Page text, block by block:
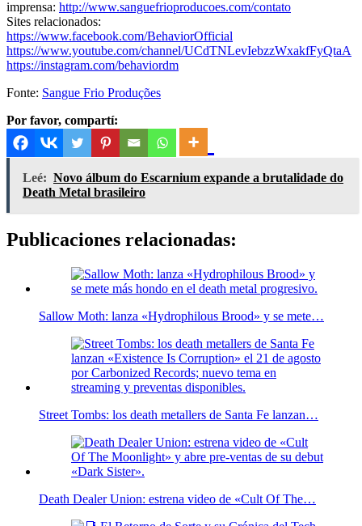
imprensa: http://www.sanguefrioproducoes.com/contato
Sites relacionados:
https://www.facebook.com/BehaviorOfficial
https://www.youtube.com/channel/UCdTNLevIebzzWxakfFyQtaA
https://instagram.com/behaviordm
Fonte: Sangue Frio Produções
Por favor, compartí:
Leé: Novo álbum do Escarnium expande a brutalidade do
Death Metal brasileiro
Publicaciones relacionadas:
Sallow Moth: lanza «Hydrophilous Brood» y se mete…
Street Tombs: los death metallers de Santa Fe lanzan…
Death Dealer Union: estrena video de «Cult Of The…